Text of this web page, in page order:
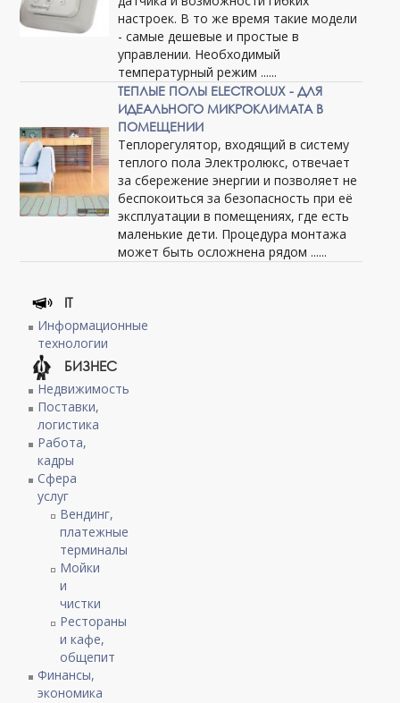
настроек. В то же время такие модели
- самые дешевые и простые в
управлении. Необходимый
температурный режим ......
ТЕПЛЫЕ ПОЛЫ ELECTROLUX - ДЛЯ
ИДЕАЛЬНОГО МИКРОКЛИМАТА В
ПОМЕЩЕНИИ
Теплорегулятор, входящий в систему
теплого пола Электролюкс, отвечает
за сбережение энергии и позволяет не
беспокоиться за безопасность при её
эксплуатации в помещениях, где есть
маленькие дети. Процедура монтажа
может быть осложнена рядом ......
IT
Информационные
технологии
БИЗНЕС
Недвижимость
Поставки,
логистика
Работа,
кадры
Сфера
услуг
Вендинг,
платежные
терминалы
Мойки
и
чистки
Рестораны
и кафе,
общепит
Финансы,
экономика